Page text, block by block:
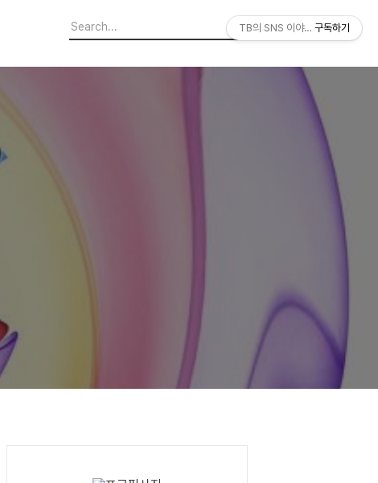
TB의 SNS 이야기 구독하기